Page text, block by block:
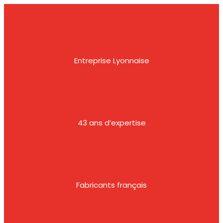
Entreprise Lyonnaise
43 ans d’expertise
Fabricants français